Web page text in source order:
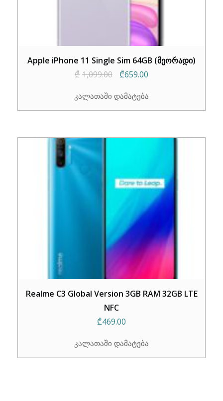
Apple iPhone 11 Single Sim 64GB (მეორადი)
₾ 1,099.00
Original
was:
₾659.00
is:
კალათაში დამატება
Realme C3 Global Version 3GB RAM 32GB LTE
NFC
₾469.00
კალათაში დამატება